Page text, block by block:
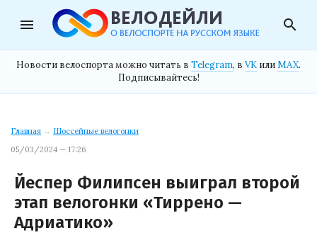
menu search
Новости велоспорта можно читать в Telegram, в VK илиMAX.
Подписывайтесь!
Главная → Шоссейные велогонки
05/03/2024 — 17:26
Йеспер Филипсен выиграл второй
этап велогонки «Тиррено —
Адриатико»